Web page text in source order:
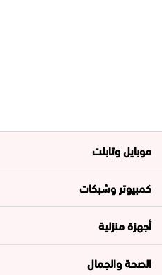
موبايل وتابلت
كمبيوتر وشبكات
أجهزة منزلية
الصحة والجمال